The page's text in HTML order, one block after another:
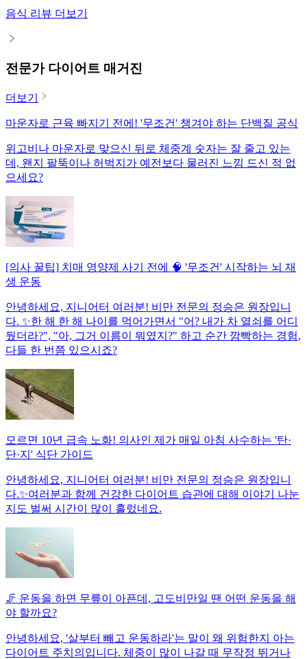
음식 리뷰 더보기
전문가 다이어트 매거진
더보기
마운자로 근육 빠지기 전에! '무조건' 챙겨야 하는 단백질 공식
위고비나 마운자로 맞으신 뒤로 체중계 숫자는 잘 줄고 있는
데, 왠지 팔뚝이나 허벅지가 예전보다 물러진 느낌 드신 적 없
으세요?
[의사 꿀팁] 치매 영양제 사기 전에 🧠 '무조건' 시작하는 뇌 재
생 운동
안녕하세요, 지니어터 여러분! 비만 전문의 정승은 원장입니
다. ✨한 해 한 해 나이를 먹어가면서 "어? 내가 차 열쇠를 어디
뒀더라?", "아, 그거 이름이 뭐였지?" 하고 순간 깜빡하는 경험,
다들 한 번쯤 있으시죠?
모르면 10년 급속 노화! 의사인 제가 매일 아침 사수하는 '탄·
단·지' 식단 가이드
안녕하세요, 지니어터 여러분! 비만 전문의 정승은 원장입니
다.✨여러분과 함께 건강한 다이어트 습관에 대해 이야기 나눈
지도 벌써 시간이 많이 흘렀네요.
🦵 운동을 하면 무릎이 아픈데, 고도비만일 땐 어떤 운동을 해
야 할까요?
안녕하세요, '살부터 빼고 운동하라'는 말이 왜 위험한지 아는
다이어트 주치의입니다. 체중이 많이 나갈 때 무작정 뛰거나